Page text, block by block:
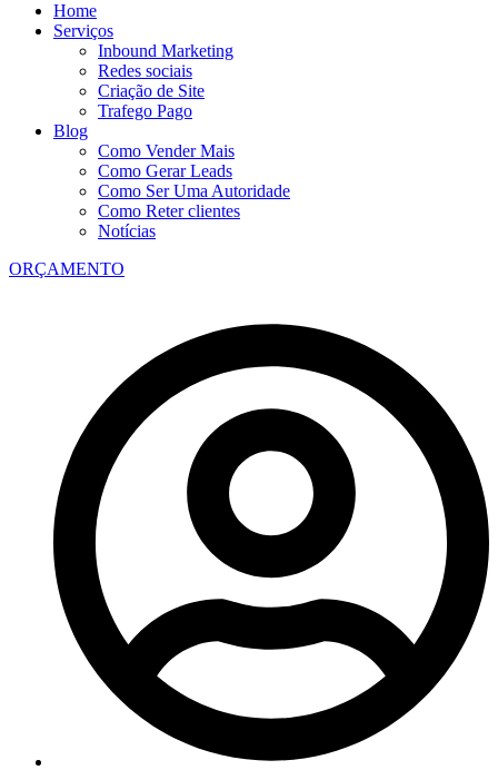
Home
Serviços
Inbound Marketing
Redes sociais
Criação de Site
Trafego Pago
Blog
Como Vender Mais
Como Gerar Leads
Como Ser Uma Autoridade
Como Reter clientes
Notícias
ORÇAMENTO